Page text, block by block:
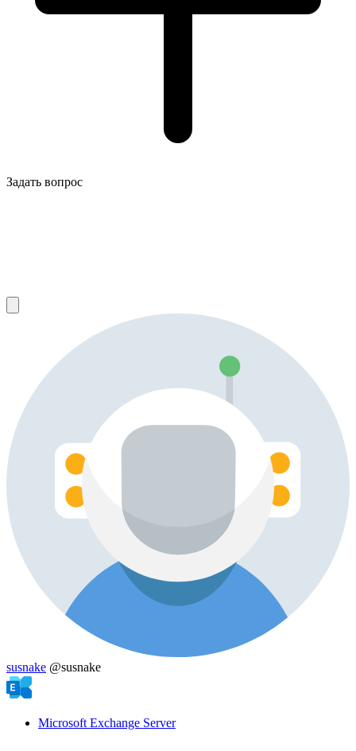
Задать вопрос
susnake @susnake
Microsoft Exchange Server